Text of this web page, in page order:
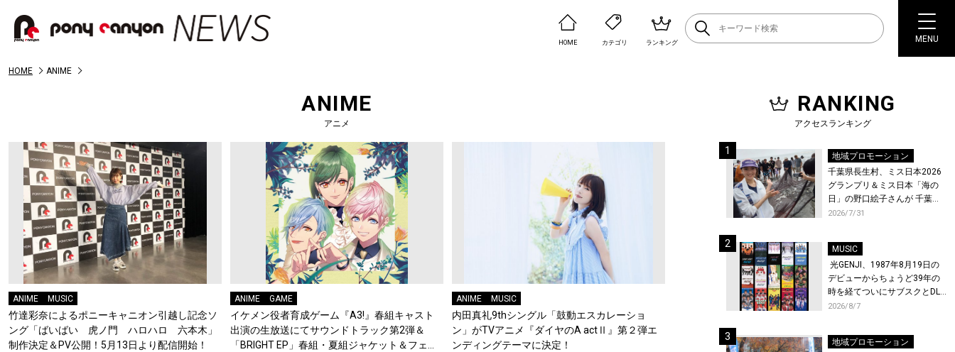
HOME カテゴリ ランキング MENU
HOME ANIME
ANIME
アニメ
ANIME MUSIC
竹達彩奈によるポニーキャニオン引越し記念ソ
ング「ばいばい 虎ノ門 ハロハロ 六本木」
制作決定＆PV公開！5月13日より配信開始！
ANIME GAME
イケメン役者育成ゲーム『A3!』春組キャスト
出演の生放送にてサウンドトラック第2弾＆
「BRIGHT EP」春組・夏組ジャケット＆フェス
ANIME MUSIC
内田真礼9thシングル「鼓動エスカレーショ
ン」がTVアニメ『ダイヤのA actⅡ』第２弾エ
ンディングテーマに決定！
RANKING
アクセスランキング
地域プロモーション
千葉県長生村、ミス日本2026
グランプリ＆ミス日本「海の
日」の野口絵子さんが 千葉県
唯一の村・長生村で地引網を
2026/7/31
MUSIC
光GENJI、1987年8月19日の
デビューからちょうど39年の
時を経てついにサブスクとDL
配信が解禁！
2026/8/7
地域プロモーション